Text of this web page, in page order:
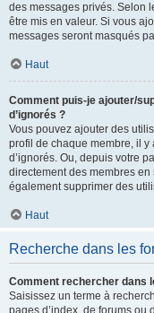
des messages privés. Selon
être mis en valeur. Si vous
messages seront masqués
Haut
Comment puis-je ajouter/
d’ignorés ?
Vous pouvez ajouter des
profil de chaque membre, il y
d’ignorés. Ou, depuis votre
directement des membres en
également supprimer des
Haut
Recherche dans les
Comment rechercher dans
Saisissez un terme à
pages d’index, de forums ou